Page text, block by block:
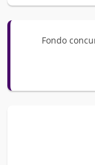
Fondo